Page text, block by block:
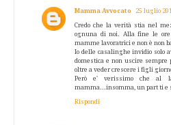
Mamma Avvocato 25 luglio
Credo che la verità stia nel
ognuna di noi. Alla fine le ore
mamme lavoratrici e non è non
Io delle casalinghe invidio solo
domestica e non uscire
oltre a veder crescere i figli
Però e' verissimo che al
mamma...insomma, un part ti e
Rispondi